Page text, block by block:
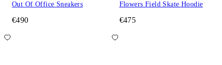
Out Of Office Sneakers
€490
Flowers Field Skate Hoodie
€475